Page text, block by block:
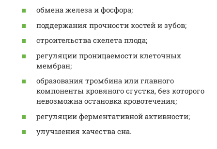
обмена железа и фосфора;
поддержания прочности костей и зубов;
строительства скелета плода;
регуляции проницаемости клеточных
мембран;
образования тромбина или главного
компоненты кровяного сгустка, без которого
невозможна остановка кровотечения;
регуляции ферментативной активности;
улучшения качества сна.